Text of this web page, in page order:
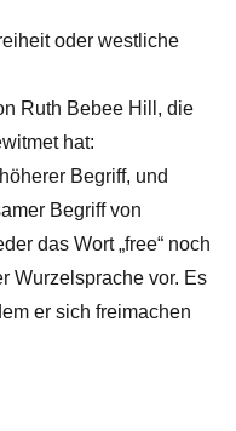
oder westliche
Ruth Bebee Hill, die
hat:
Begriff, und
Begriff von
das Wort „free“ noch
Wurzelsprache vor. Es
er sich freimachen